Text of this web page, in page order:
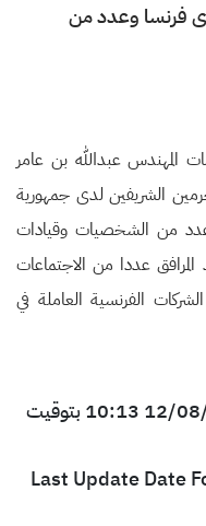
فرنسا وعدد من
المهندس عبدالله بن عامر
الشريفين لدى جمهورية
من الشخصيات وقيادات
عددا من الاجتماعات
الفرنسية العاملة في
آخر تحديث لمحتوى الصفحة : 12/08/2021 10:13 بتوقيت
Last Update Date